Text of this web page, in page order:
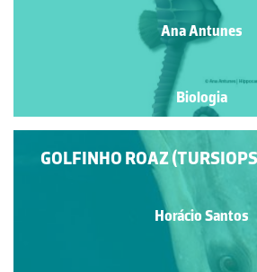
Ana Antunes
Biologia
GOLFINHO ROAZ
Horácio Santos